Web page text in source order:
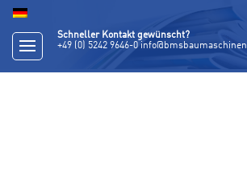
Schneller Kontakt gewünscht?
+49 (0) 5242 9646-0